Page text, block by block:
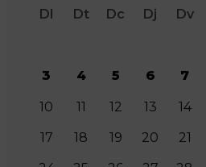
Dl
Dt Dc Dj Dv
3 4 5 6 7
10 11 12 13 14
17
18 19 20 21